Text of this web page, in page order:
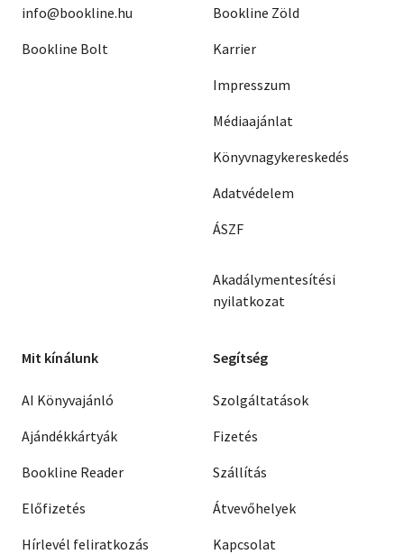
info@bookline.hu
Bookline Bolt
Bookline Zöld
Karrier
Impresszum
Médiaajánlat
Könyvnagykereskedés
Adatvédelem
ÁSZF
Akadálymentesítési
nyilatkozat
Mit kínálunk
AI Könyvajánló
Ajándékkártyák
Bookline Reader
Előfizetés
Hírlevél feliratkozás
Segítség
Szolgáltatások
Fizetés
Szállítás
Átvevőhelyek
Kapcsolat